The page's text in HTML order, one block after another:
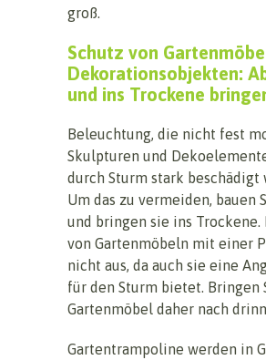
groß.
Schutz von
Dekorationsobjekten:
und ins Trockene
Beleuchtung, die nicht fest
Skulpturen und
durch Sturm stark beschädigt
Um das zu vermeiden, bauen
und bringen sie ins Trockene.
von Gartenmöbeln mit einer
nicht aus, da auch sie eine
für den Sturm bietet. Bringen
Gartenmöbel daher nach
Gartentrampoline werden in